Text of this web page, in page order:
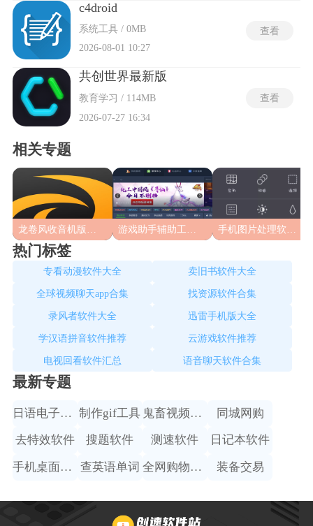
c4droid
系统工具 / 0MB
2026-08-01 10:27
查看
共创世界最新版
教育学习 / 114MB
2026-07-27 16:34
查看
相关专题
热门标签
专看动漫软件大全
卖旧书软件大全
全球视频聊天app合集
找资源软件合集
录风者软件大全
迅雷手机版大全
学汉语拼音软件推荐
云游戏软件推荐
电视回看软件汇总
语音聊天软件合集
最新专题
日语电子词典 制作gif工具 鬼畜视频制作 同城网购
去特效软件 搜题软件 测速软件 日记本软件
手机桌面主题 查英语单词 全网购物比价 装备交易